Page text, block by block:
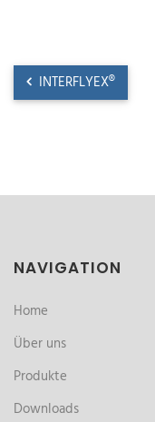
INTERFLYEX®
NAVIGATION
Home
Über uns
Produkte
Downloads